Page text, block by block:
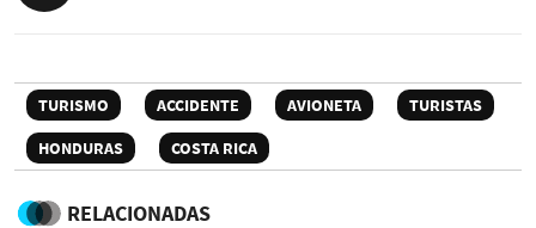
TURISMO ACCIDENTE AVIONETA
TURISTAS
HONDURAS
COSTA RICA
RELACIONADAS